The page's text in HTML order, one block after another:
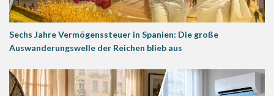
Sechs Jahre Vermögenssteuer in Spanien: Die große
Auswanderungswelle der Reichen blieb aus